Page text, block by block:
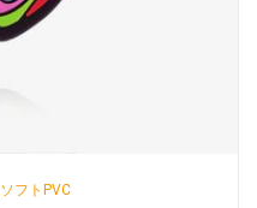
ソフトPVC